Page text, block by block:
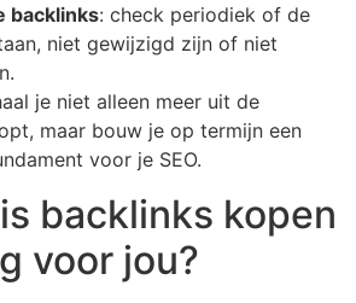
backlinks: check periodiek of de
niet gewijzigd zijn of niet
je niet alleen meer uit de
maar bouw je op termijn een
voor je SEO.
backlinks kopen
voor jou?